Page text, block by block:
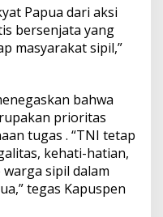
Papua dari aksi
bersenjata yang
masyarakat sipil,”
bahwa
prioritas
tugas . “TNI tetap
kehati-hatian,
sipil dalam
tegas Kapuspen